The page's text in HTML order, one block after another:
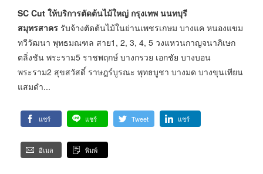
SC Cut ให้บริการตัดต้นไม้ใหญ่ กรุงเทพ นนทบุรี
สมุทรสาคร รับจ้างตัดต้นไม้ในย่านเพชรเกษม บางแค หนองแขม
ทวีวัฒนา พุทธมณฑล สาย1, 2, 3, 4, 5 วงแหวนกาญจนาภิเษก
ตลิ่งชัน พระราม5 ราชพฤกษ์ บางกรวย เอกชัย บางบอน
พระราม2 สุขสวัสดิ์ ราษฎร์บูรณะ พุทธบูชา บางมด บางขุนเทียน
แสมดำ...
แชร์ แชร์ Tweet แชร์
อีเมล พิมพ์